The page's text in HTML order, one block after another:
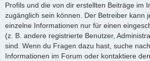
Profils und die von dir erstellten Beiträge im
zugänglich sein können. Der Betreiber kann
einzelne Informationen nur für einen
(z. B. andere registrierte Benutzer,
sind. Wenn du Fragen dazu hast, suche
Informationen im Forum oder kontaktiere